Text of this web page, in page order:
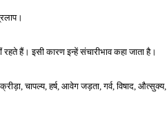
रहते हैं। इसी कारण इन्हें संचारीभाव कहा जाता है।
चापल्य, हर्ष, आवेग जड़ता, गर्व, विषाद,